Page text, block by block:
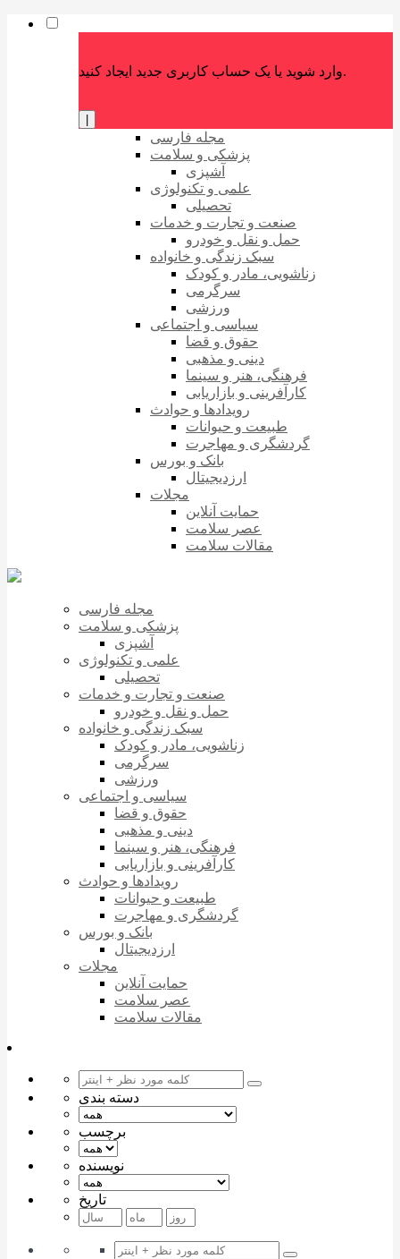
وارد شوید یا یک حساب کاربری جدید ایجاد کنید.
مجله فارسی
پزشکی و سلامت
آشپزی
علمی و تکنولوژی
تحصیلی
صنعت و تجارت و خدمات
حمل و نقل و خودرو
سبک زندگی و خانواده
زناشویی، مادر و کودک
سرگرمی
ورزشی
سیاسی و اجتماعی
حقوق و قضا
دینی و مذهبی
فرهنگی، هنر و سینما
کارآفرینی و بازاریابی
رویدادها و حوادث
طبیعت و حیوانات
گردشگری و مهاجرت
بانک و بورس
ارزدیجیتال
مجلات
حمایت آنلاین
عصر سلامت
مقالات سلامت
مجله فارسی
پزشکی و سلامت
آشپزی
علمی و تکنولوژی
تحصیلی
صنعت و تجارت و خدمات
حمل و نقل و خودرو
سبک زندگی و خانواده
زناشویی، مادر و کودک
سرگرمی
ورزشی
سیاسی و اجتماعی
حقوق و قضا
دینی و مذهبی
فرهنگی، هنر و سینما
کارآفرینی و بازاریابی
رویدادها و حوادث
طبیعت و حیوانات
گردشگری و مهاجرت
بانک و بورس
ارزدیجیتال
مجلات
حمایت آنلاین
عصر سلامت
مقالات سلامت
دسته بندی
برچسب
نویسنده
تاریخ